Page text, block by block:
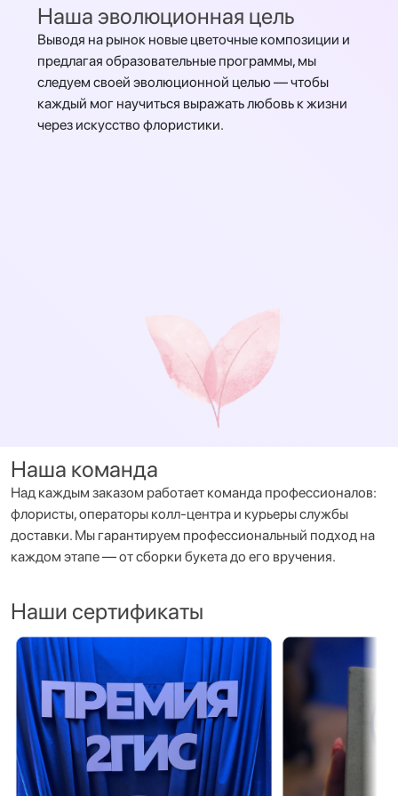
Наша эволюционная цель
Выводя на рынок новые цветочные композиции и
предлагая образовательные программы, мы
следуем своей эволюционной целью — чтобы
каждый мог научиться выражать любовь к жизни
через искусство флористики.
Наша команда
Над каждым заказом работает команда профессионалов:
флористы, операторы колл-центра и курьеры службы
доставки. Мы гарантируем профессиональный подход на
каждом этапе — от сборки букета до его вручения.
Наши сертификаты
Премия 2ГИС 2023 «Лучший цветочный салон» —
Премия 2ГИС